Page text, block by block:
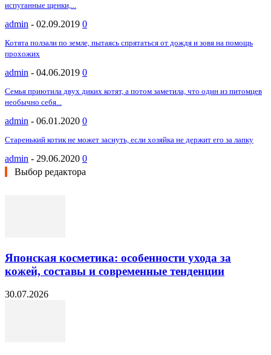
испуганные щенки,...
admin - 02.09.2019 0
Котята ползали по земле, пытаясь спрятаться от дождя и зовя на помощь
прохожих
admin - 04.06.2019 0
Семья приютила двух диких котят, а потом заметила, что один из питомцев
необычно себя...
admin - 06.01.2020 0
Старенький котик не может заснуть, если хозяйка не держит его за лапку
admin - 29.06.2020 0
Выбор редактора
Японская косметика: особенности ухода за
кожей, составы и современные тенденции
30.07.2026